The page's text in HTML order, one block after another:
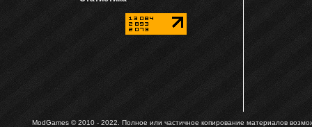
ModGames © 2010 - 2022. Полное или частичное копирование материалов